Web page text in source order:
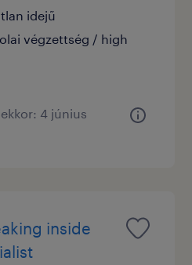
idejű
végzettség / high
4 június
inside